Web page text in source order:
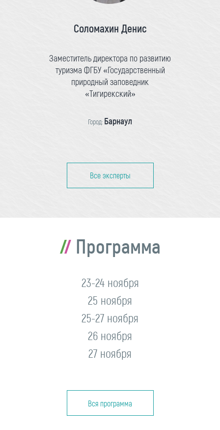
Соломахин Денис
Заместитель директора по развитию
туризма ФГБУ «Государственный
природный заповедник
«Тигирекский»
Город: Барнаул
Все эксперты
Программа
23-24 ноября
25 ноября
25-27 ноября
26 ноября
27 ноября
Вся программа